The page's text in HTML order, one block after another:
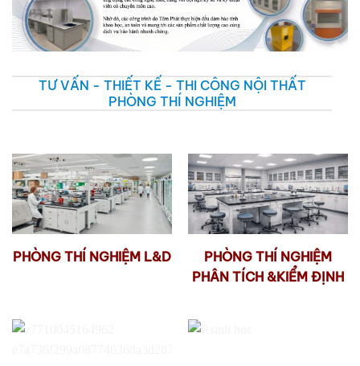
TƯ VẤN - THIẾT KẾ - THI CÔNG NỘI THẤT
PHÒNG THÍ NGHIỆM
PHÒNG THÍ NGHIỆM L&D
PHÒNG THÍ NGHIỆM
PHÂN TÍCH &KIỂM ĐỊNH